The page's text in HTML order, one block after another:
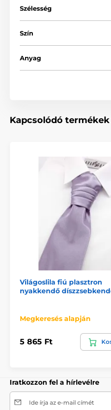
Szélesség
Szín
Anyag
Kapcsolódó termékek
Világoslila fiú plasztron
nyakkendő
Megkeresés alapján
5 865 Ft
Iratkozzon fel a hírlevélre
Ide írja az e-mail címét